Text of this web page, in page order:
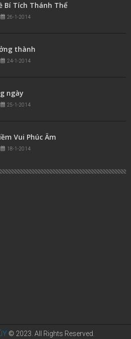
Bí Tích Thánh Thể
26-1-2014
thành
24-1-2014
ngày
25-1-2014
Vui Phúc Âm
18-1-2014
© 2023. All Rights Reserved.